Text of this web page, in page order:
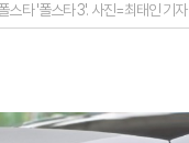
스타 '폴스타 3'. 사진=최태인 기자